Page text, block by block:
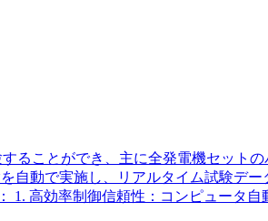
ることができ、主に全発電機セット
動で実施し、リアルタイム試験デ
高効率制御信頼性：コンピュータ